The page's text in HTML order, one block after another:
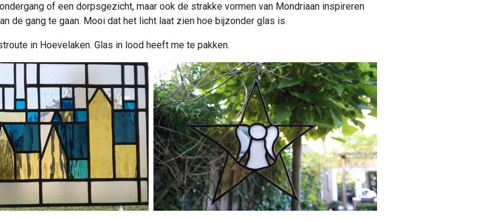
of een dorpsgezicht, maar ook de strakke vormen van Mondriaan inspireren
de gang te gaan. Mooi dat het licht laat zien hoe bijzonder glas is.
in Hoevelaken. Glas in lood heeft me te pakken.